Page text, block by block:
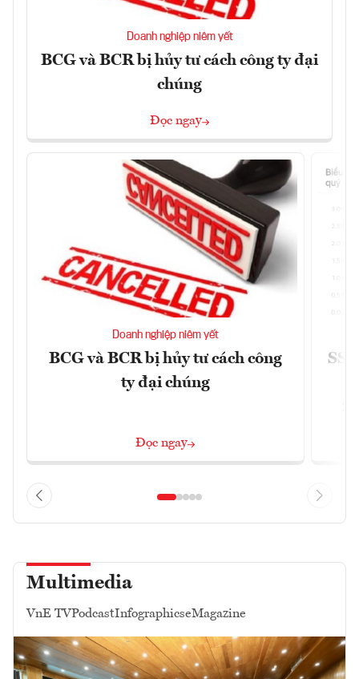
Doanh nghiệp niêm yết
BCG và BCR bị hủy tư cách công ty đại
chúng
Đọc ngay
Doanh nghiệp niêm yết
BCG và BCR bị hủy tư cách công
ty đại chúng
Đọc ngay
SSI
Multimedia
VnE TVPodcastInfographicseMagazine